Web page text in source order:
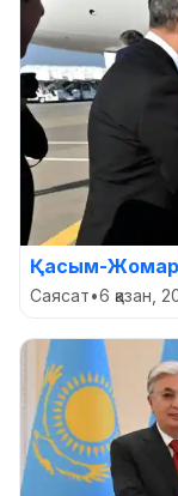
Қасым-
Саясат•6 қазан,